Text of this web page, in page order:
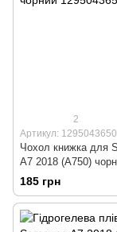
2
Артикул: 1295043650
Чохол книжка для
A7 2018 (A750)
185 грн